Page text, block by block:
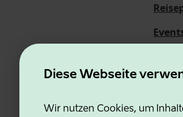
Diese Webseite
Wir nutzen Cookies, um